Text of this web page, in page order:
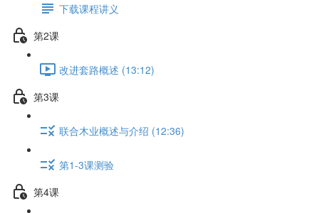
下载课程讲义
第2课
改进套路概述 (13:12)
第3课
联合木业概述与介绍 (12:36)
第1-3课测验
第4课